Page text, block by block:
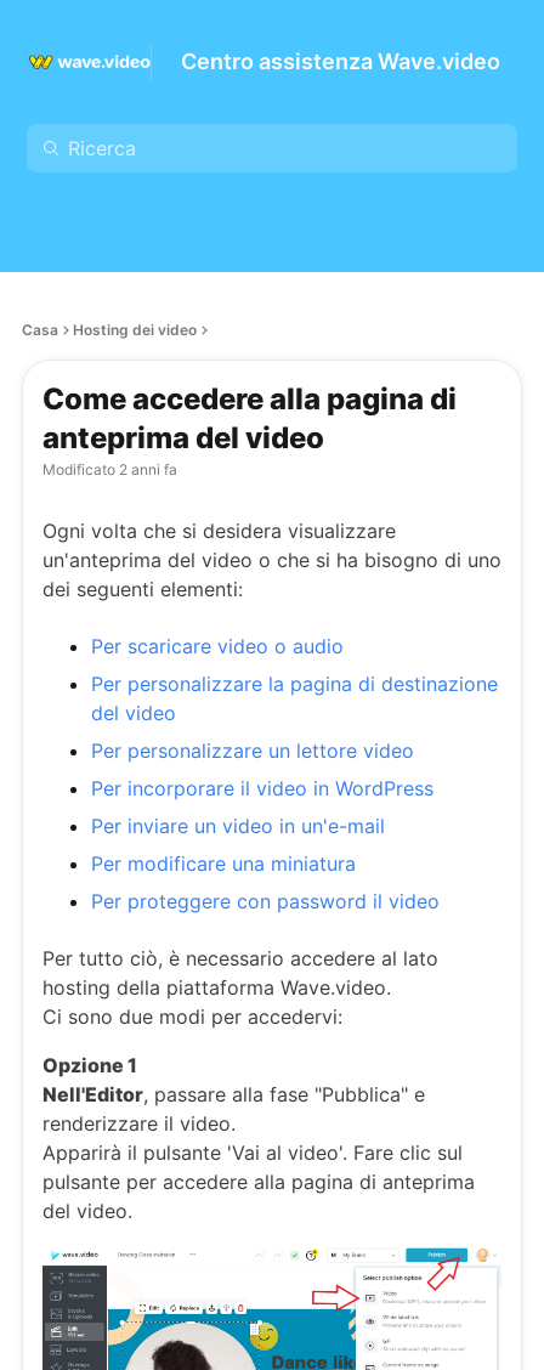
Centro assistenza Wave.video
Casa Hosting dei video
Come accedere alla pagina di
anteprima del video
Modificato 2 anni fa
Ogni volta che si desidera visualizzare
un'anteprima del video o che si ha bisogno di uno
dei seguenti elementi:
Per scaricare video o audio
Per personalizzare la pagina di destinazione
del video
Per personalizzare un lettore video
Per incorporare il video in WordPress
Per inviare un video in un'e-mail
Per modificare una miniatura
Per proteggere con password il video
Per tutto ciò, è necessario accedere al lato
hosting della piattaforma Wave.video.
Ci sono due modi per accedervi:
Opzione 1
Nell'Editor, passare alla fase "Pubblica" e
renderizzare il video.
Apparirà il pulsante 'Vai al video'. Fare clic sul
pulsante per accedere alla pagina di anteprima
del video.